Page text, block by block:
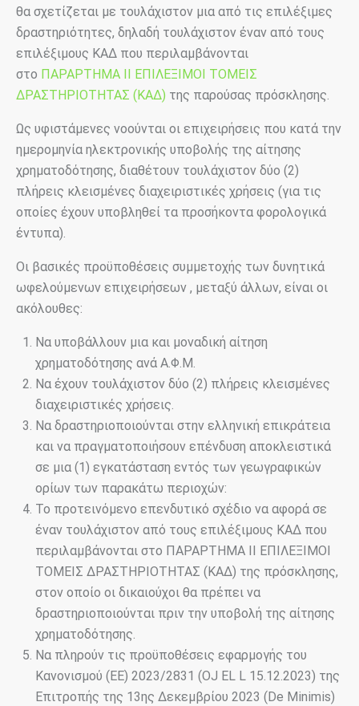
θα σχετίζεται με τουλάχιστον μια από τις επιλέξιμες
δραστηριότητες, δηλαδή τουλάχιστον έναν από τους
επιλέξιμους ΚΑΔ που περιλαμβάνονται
στο ΠΑΡΑΡΤΗΜΑ II ΕΠΙΛΕΞΙΜΟΙ ΤΟΜΕΙΣ
ΔΡΑΣΤΗΡΙΟΤΗΤΑΣ (ΚΑΔ) της παρούσας πρόσκλησης.
Ως υφιστάμενες νοούνται οι επιχειρήσεις που κατά την
ημερομηνία ηλεκτρονικής υποβολής της αίτησης
χρηματοδότησης, διαθέτουν τουλάχιστον δύο (2)
πλήρεις κλεισμένες διαχειριστικές χρήσεις (για τις
οποίες έχουν υποβληθεί τα προσήκοντα φορολογικά
έντυπα).
Οι βασικές προϋποθέσεις συμμετοχής των δυνητικά
ωφελούμενων επιχειρήσεων , μεταξύ άλλων, είναι οι
ακόλουθες:
Να υποβάλλουν μια και μοναδική αίτηση
χρηματοδότησης ανά Α.Φ.Μ.
Να έχουν τουλάχιστον δύο (2) πλήρεις κλεισμένες
διαχειριστικές χρήσεις.
Να δραστηριοποιούνται στην ελληνική επικράτεια
και να πραγματοποιήσουν επένδυση αποκλειστικά
σε μια (1) εγκατάσταση εντός των γεωγραφικών
ορίων των παρακάτω περιοχών:
Το προτεινόμενο επενδυτικό σχέδιο να αφορά σε
έναν τουλάχιστον από τους επιλέξιμους ΚΑΔ που
περιλαμβάνονται στο ΠΑΡΑΡΤΗΜΑ II ΕΠΙΛΕΞΙΜΟΙ
ΤΟΜΕΙΣ ΔΡΑΣΤΗΡΙΟΤΗΤΑΣ (ΚΑΔ) της πρόσκλησης,
στον οποίο οι δικαιούχοι θα πρέπει να
δραστηριοποιούνται πριν την υποβολή της αίτησης
χρηματοδότησης.
Να πληρούν τις προϋποθέσεις εφαρμογής του
Κανονισμού (ΕΕ) 2023/2831 (OJ EL L 15.12.2023) της
Επιτροπής της 13ης Δεκεμβρίου 2023 (De Minimis)